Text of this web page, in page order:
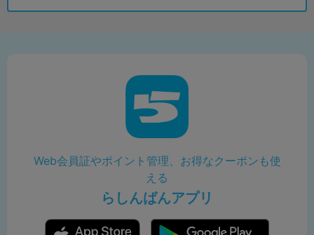
Web会員証やポイント管理、お得なクーポンも使
える
らしんばんアプリ